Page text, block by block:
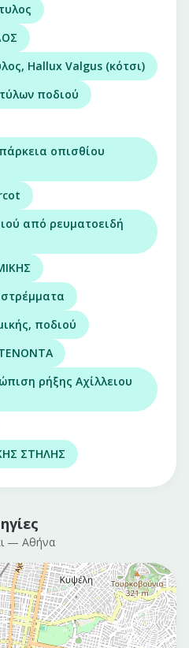
Hallux Valgus (κότσι)
ποδιού
οπισθίου
από ρευματοειδή
ποδιού
ΤΕΝΟΝΤΑ
ρήξης Αχίλλειου
ΣΤΗΛΗΣ
— Αθήνα